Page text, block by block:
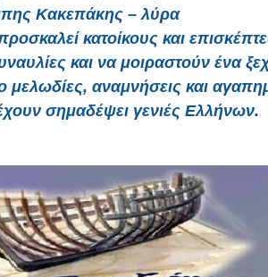
Κακεπάκης – λύρα
κατοίκους και
και να μοιραστούν ένα
μελωδίες, αναμνήσεις και
σημαδέψει γενιές Ελλήνων.